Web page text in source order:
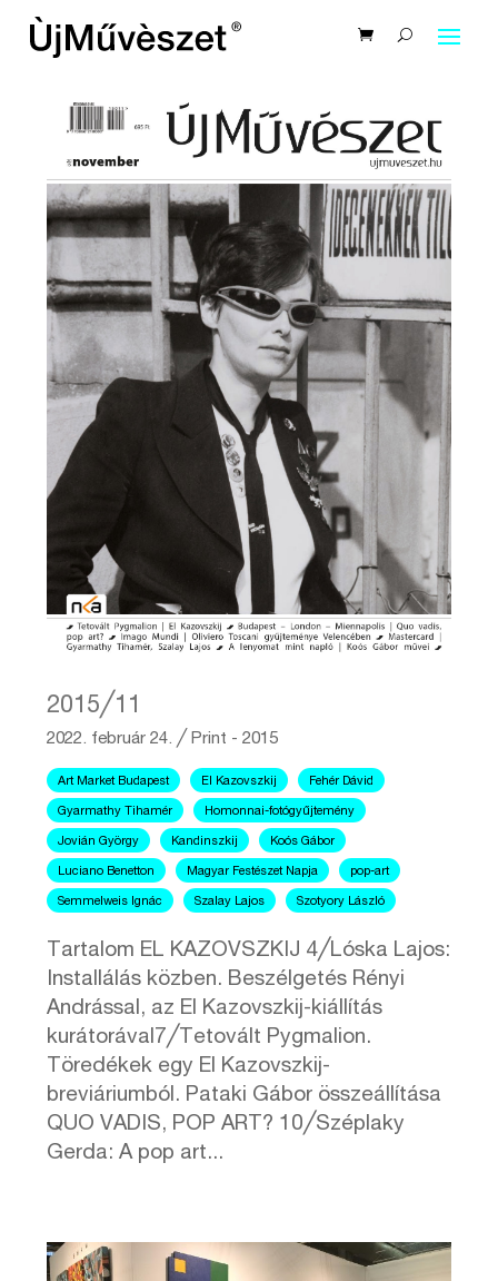
2015╱11
2022. február 24. ╱ Print - 2015
Art Market Budapest El Kazovszkij Fehér Dávid
Gyarmathy Tihamér Homonnai-fotógyűjtemény
Jovián György Kandinszkij Koós Gábor
Luciano Benetton Magyar Festészet Napja pop-art
Semmelweis Ignác Szalay Lajos Szotyory László
Tartalom EL KAZOVSZKIJ 4╱Lóska Lajos:
Installálás közben. Beszélgetés Rényi
Andrással, az El Kazovszkij-kiállítás
kurátorával7╱Tetovált Pygmalion.
Töredékek egy El Kazovszkij-
breviáriumból. Pataki Gábor összeállítása
QUO VADIS, POP ART? 10╱Széplaky
Gerda: A pop art...